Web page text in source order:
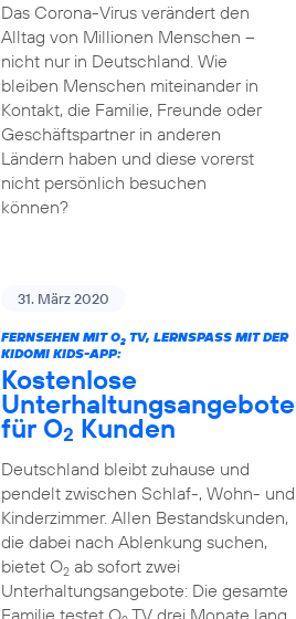
Das Corona-Virus verändert den
Alltag von Millionen Menschen –
nicht nur in Deutschland. Wie
bleiben Menschen miteinander in
Kontakt, die Familie, Freunde oder
Geschäftspartner in anderen
Ländern haben und diese vorerst
nicht persönlich besuchen
können?
31. März 2020
FERNSEHEN MIT O2TV, LERNSPASS MIT DER K
IDOMI KIDS-APP:
Kostenlose
Unterhaltungsangebote
für O2 Kunden
Deutschland bleibt zuhause und
pendelt zwischen Schlaf-, Wohn- und
Kinderzimmer. Allen Bestandskunden,
die dabei nach Ablenkung suchen,
bietet O2ab sofort zwei
Unterhaltungsangebote: Die gesamte
Familie testet O TV drei Monate lang